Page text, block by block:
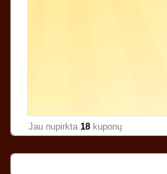
Jau nupirkta 18 kuponų